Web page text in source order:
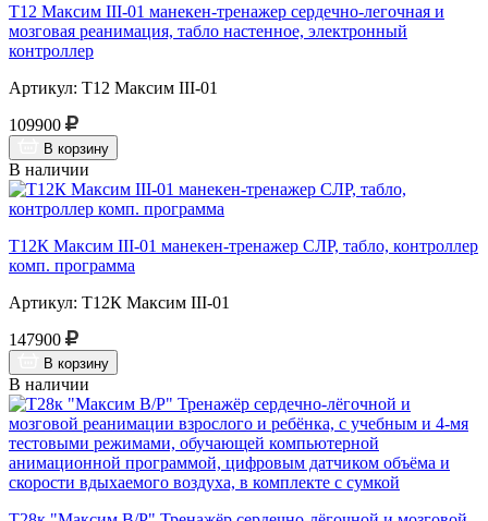
Т12 Максим III-01 манекен-тренажер сердечно-легочная и
мозговая реанимация, табло настенное, электронный
контроллер
Артикул: Т12 Максим III-01
109900
В корзину
В наличии
Т12К Максим III-01 манекен-тренажер СЛР, табло, контроллер
комп. программа
Артикул: Т12К Максим III-01
147900
В корзину
В наличии